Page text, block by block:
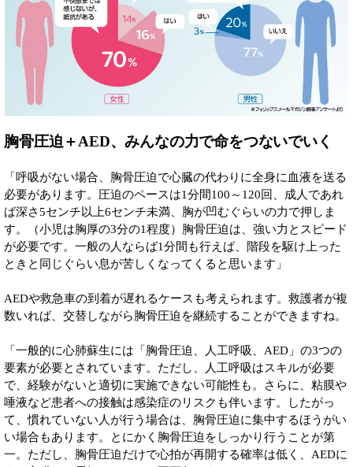
胸骨圧迫＋AED、みんなの力で命をつないでいく
「呼吸がない場合、胸骨圧迫で心臓の代わりに全身に血液を送る
必要があります。圧迫のペースは1分間100～120回、成人であれ
ば深さ5センチ以上6センチ未満、胸が凹むぐらいの力で押しま
す。（小児は胸厚の3分の1程度）胸骨圧迫は、強い力とスピード
が必要です。一般の人ならば1分間も行えば、階段を駆け上った
ときと同じぐらい息が苦しくなってくると思います」
AEDや救急車の到着が遅れるケースも考えられます。救護者が複
数いれば、交替しながら胸骨圧迫を継続することができますね。
「一般的に心肺蘇生には「胸骨圧迫、人工呼吸、AED」の3つの
要素が必要とされています。ただし、人工呼吸はスキルが必要
で、経験がないと適切に実施できない可能性も。さらに、粘膜や
唾液など患者への接触は感染症のリスクも伴います。したがっ
て、慣れていない人が行う場合は、胸骨圧迫に集中するほうがい
い場合もあります。とにかく胸骨圧迫をしっかり行うことが第
一。ただし、胸骨圧迫だけで心拍が再開する確率は低く、AEDに